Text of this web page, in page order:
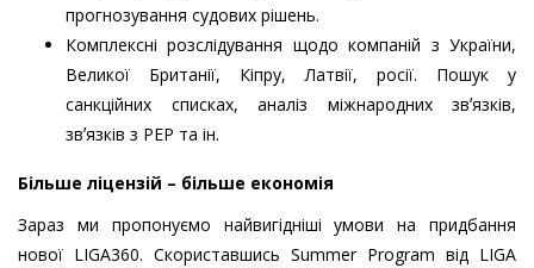
прогнозування судових рішень.
Комплексні розслідування щодо компаній з України,
Великої Британії, Кіпру, Латвії, росії. Пошук у
санкційних списках, аналіз міжнародних звʼязків,
звʼязків з PEP та ін.
Більше ліцензій – більше економія
Зараз ми пропонуємо найвигідніші умови на придбання
нової LIGA360. Скориставшись Summer Program від LIGA